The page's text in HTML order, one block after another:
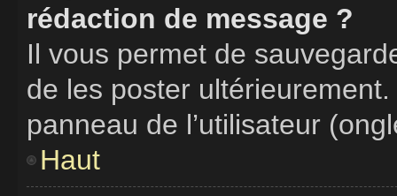
rédaction de message ?
Il vous permet de
de les poster
panneau de l’utilisateur
Haut